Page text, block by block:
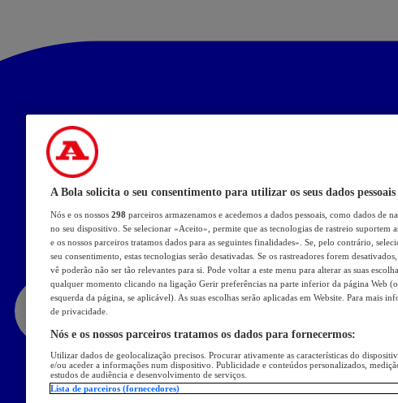
A Bola solicita o seu consentimento para utilizar os seus dados
Nós e os nossos 298 parceiros armazenamos e acedemos a dados pessoais, como dados de
no seu dispositivo. Se selecionar «Aceito», permite que as tecnologias de rastreio suportem
e os nossos parceiros tratamos dados para as seguintes finalidades». Se, pelo contrário,
seu consentimento, estas tecnologias serão desativadas. Se os rastreadores forem
vê poderão não ser tão relevantes para si. Pode voltar a este menu para alterar as suas
qualquer momento clicando na ligação Gerir preferências na parte inferior da página Web
esquerda da página, se aplicável). As suas escolhas serão aplicadas em Website. Para mais
de privacidade.
Nós e os nossos parceiros tratamos os dados para fornecermos:
Utilizar dados de geolocalização precisos. Procurar ativamente as características do
e/ou aceder a informações num dispositivo. Publicidade e conteúdos personalizados,
estudos de audiência e desenvolvimento de serviços.
Lista de parceiros (fornecedores)